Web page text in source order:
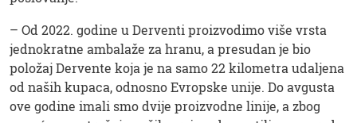
– Od 2022. godine u Derventi proizvodimo više vrsta
jednokratne ambalaže za hranu, a presudan je bio
položaj Dervente koja je na samo 22 kilometra udaljena
od naših kupaca, odnosno Evropske unije. Do avgusta
ove godine imali smo dvije proizvodne linije, a zbog